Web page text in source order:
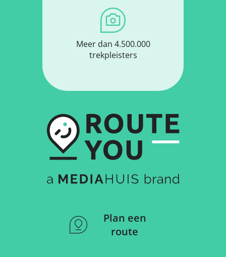
Meer dan 4.500.000
trekpleisters
Plan een
route